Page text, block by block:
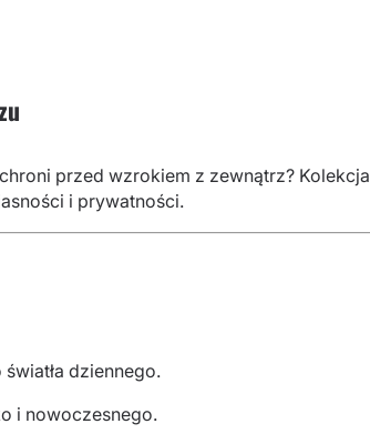
przed wzrokiem z zewnątrz? Kolekcja
i prywatności.
dziennego.
i nowoczesnego.